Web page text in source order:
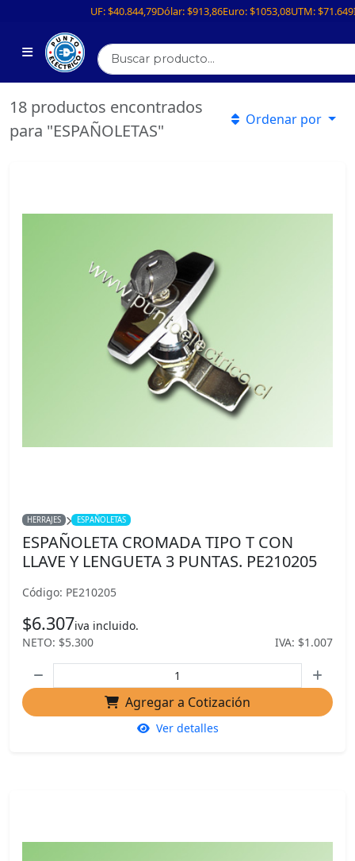
UF:$40.844,79Dólar:$913,86Euro:$1053,08UTM:$71.649
18 productos encontrados
para "ESPAÑOLETAS"
Ordenar por
HERRAJES ESPAÑOLETAS
ESPAÑOLETA CROMADA TIPO T CON
LLAVE Y LENGUETA 3 PUNTAS. PE210205
Código: PE210205
$6.307iva incluido.
NETO: $5.300
IVA: $1.007
Agregar a Cotización
Ver detalles